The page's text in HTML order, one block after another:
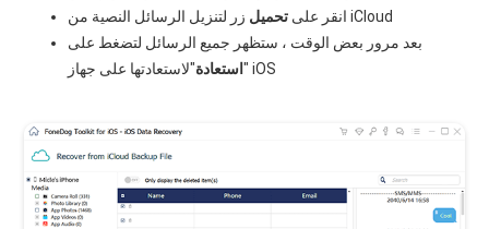
انقر على تحميل
زر لتنزيل الرسائل النصية من iCloud
بعد مرور بعض الوقت ، ستظهر جميع الرسائل لتضغط على
"استعادة "لاستعادتها على جهاز iOS